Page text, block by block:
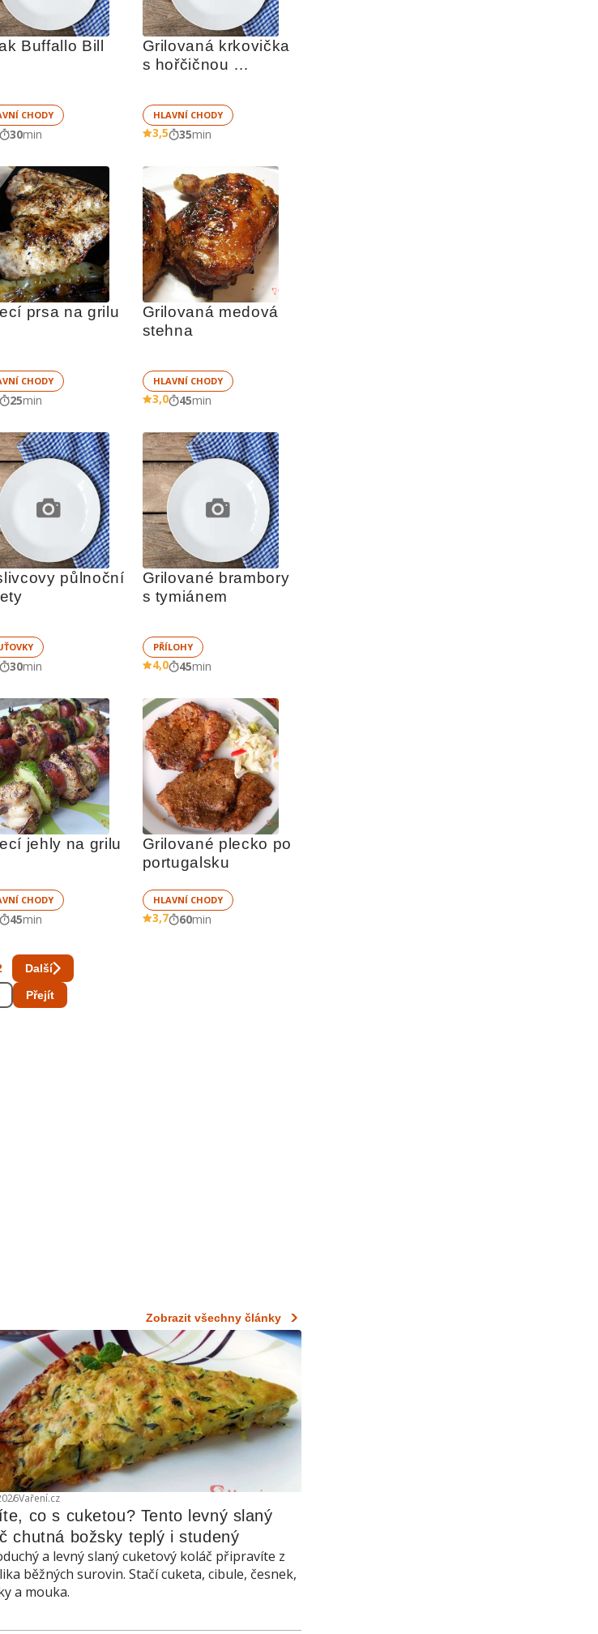
Buffallo Bill
CHODY
30min
Grilovaná krkovička
s hořčičnou
HLAVNÍ CHODY
3,5 35min
prsa na grilu
CHODY
25min
Grilovaná medová
stehna
HLAVNÍ CHODY
3,0 45min
půlnoční
30min
Grilované brambory
s tymiánem
PŘÍLOHY
4,0 45min
jehly na grilu
CHODY
45min
Grilované plecko po
portugalsku
HLAVNÍ CHODY
3,7 60min
Další
Přejít
Zobrazit všechny články
Vaření.cz
co s cuketou? Tento levný slaný
chutná božsky teplý i studený
a levný slaný cuketový koláč připravíte z
běžných surovin. Stačí cuketa, cibule, česnek,
a mouka.